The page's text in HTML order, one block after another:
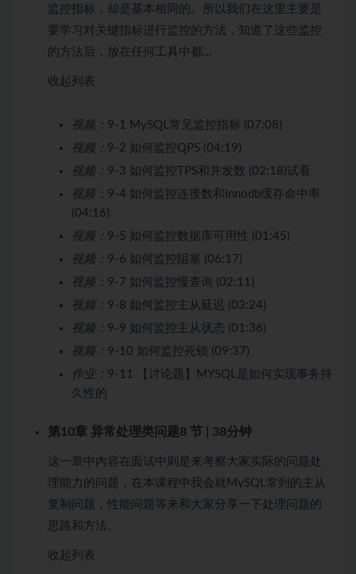
监控指标，却是基本相同的。所以我们在这里主要是
要学习对关键指标进行监控的方法，知道了这些监控
的方法后，放在任何工具中都…
收起列表
视频： 9-1 MySQL常见监控指标 (07:08)
视频： 9-2 如何监控QPS (04:19)
视频： 9-3 如何监控TPS和并发数 (02:18)试看
视频： 9-4 如何监控连接数和Innodb缓存命中率
(04:16)
视频： 9-5 如何监控数据库可用性 (01:45)
视频： 9-6 如何监控阻塞 (06:17)
视频： 9-7 如何监控慢查询 (02:11)
视频： 9-8 如何监控主从延迟 (03:24)
视频： 9-9 如何监控主从状态 (01:36)
视频： 9-10 如何监控死锁 (09:37)
作业： 9-11 【讨论题】MYSQL是如何实现事务持
久性的
第10章 异常处理类问题8 节 | 38分钟
这一章中内容在面试中则是来考察大家实际的问题处
理能力的问题，在本课程中我会就MySQL常到的主从
复制问题，性能问题等来和大家分享一下处理问题的
思路和方法。
收起列表